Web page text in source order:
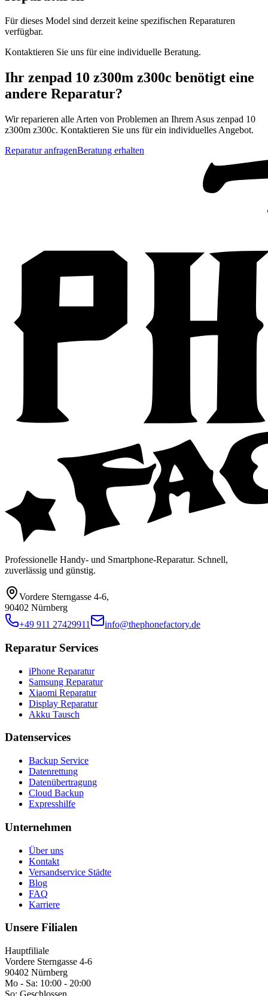
Für dieses Model sind derzeit keine spezifischen Reparaturen
verfügbar.
Kontaktieren Sie uns für eine individuelle Beratung.
Ihr zenpad 10 z300m z300c benötigt eine
andere Reparatur?
Wir reparieren alle Arten von Problemen an Ihrem Asus zenpad 10
z300m z300c. Kontaktieren Sie uns für ein individuelles Angebot.
Reparatur anfragenBeratung erhalten
Professionelle Handy- und Smartphone-Reparatur. Schnell,
zuverlässig und günstig.
Vordere Sterngasse 4-6,
90402 Nürnberg
+49 911 27429911
info@thephonefactory.de
Reparatur Services
iPhone Reparatur
Samsung Reparatur
Xiaomi Reparatur
Display Reparatur
Akku Tausch
Datenservices
Backup Service
Datenrettung
Datenübertragung
Cloud Backup
Expresshilfe
Unternehmen
Über uns
Kontakt
Versandservice Städte
Blog
FAQ
Karriere
Unsere Filialen
Hauptfiliale
Vordere Sterngasse 4-6
90402 Nürnberg
Mo - Sa: 10:00 - 20:00
So: Geschlossen